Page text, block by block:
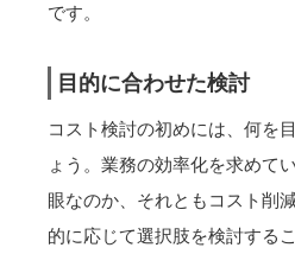
です。
目的に合わせた検討
コスト検討の初めには、何を
ょう。業務の効率化を求めて
眼なのか、それともコスト削
的に応じて選択肢を検討する